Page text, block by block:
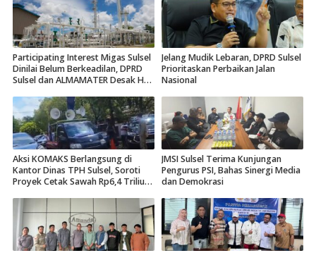
Participating Interest Migas Sulsel
Dinilai Belum Berkeadilan, DPRD
Sulsel dan ALMAMATER Desak Hak
Jelang Mudik Lebaran, DPRD Sulsel
Prioritaskan Perbaikan Jalan
Nasional
Aksi KOMAKS Berlangsung di
Kantor Dinas TPH Sulsel, Soroti
Proyek Cetak Sawah Rp6,4 Triliun
JMSI Sulsel Terima Kunjungan
Pengurus PSI, Bahas Sinergi Media
dan Demokrasi